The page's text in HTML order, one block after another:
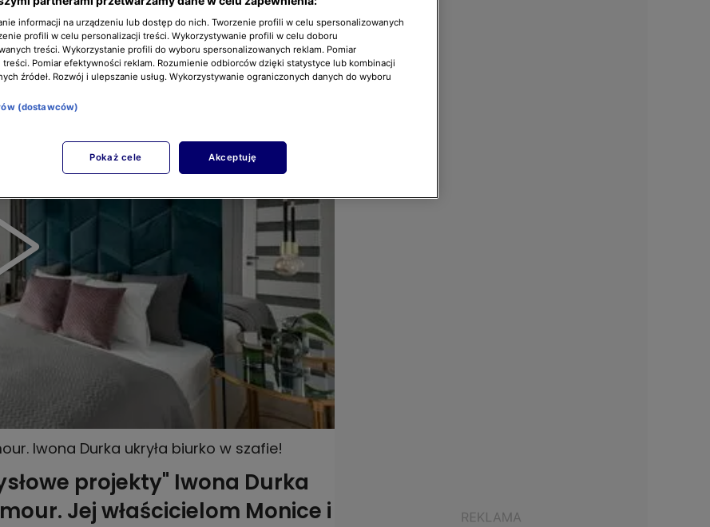
Iwona Durka ukryła biurko w szafie!
projekty" Iwona Durka
Jej właścicielom Monice i
informacji na urządzeniu lub dostęp do nich. Tworzenie profili w celu spersonalizowanych
profili w celu personalizacji treści. Wykorzystywanie profili w celu doboru
treści. Wykorzystanie profili do wyboru spersonalizowanych reklam. Pomiar
Pomiar efektywności reklam. Rozumienie odbiorców dzięki statystyce lub kombinacji
źródeł. Rozwój i ulepszanie usług. Wykorzystywanie ograniczonych danych do wyboru
(dostawców)
Pokaż cele Akceptuję